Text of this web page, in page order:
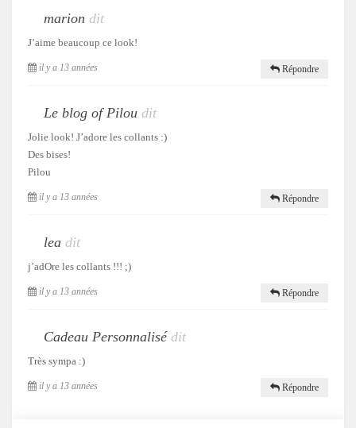
marion dit
J’aime beaucoup ce look!
il y a 13 années Répondre
Le blog of Pilou dit
Jolie look! J’adore les collants :)
Des bises!
Pilou
il y a 13 années Répondre
lea dit
j’adOre les collants !!! ;)
il y a 13 années Répondre
Cadeau Personnalisé dit
Très sympa :)
il y a 13 années Répondre